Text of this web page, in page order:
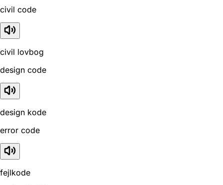
civil code
civil lovbog
design code
design kode
error code
fejlkode